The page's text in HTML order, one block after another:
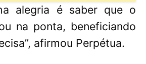
alegria é saber que o
na ponta, beneficiando
afirmou Perpétua.